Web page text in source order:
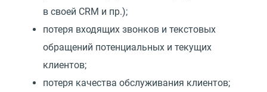
в своей CRM и пр.);
потеря входящих звонков и текстовых
обращений потенциальных и текущих
клиентов;
потеря качества обслуживания клиентов;